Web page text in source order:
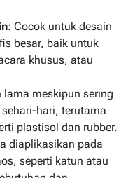
: Cocok untuk desain
besar, baik untuk
khusus, atau
lama meskipun sering
hari, terutama
plastisol dan rubber.
diaplikasikan pada
seperti katun atau